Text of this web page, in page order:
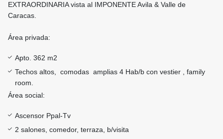
EXTRAORDINARIA vista al IMPONENTE Avila & Valle de
Caracas.
Área privada:
Apto. 362 m2
Techos altos, comodas amplias 4 Hab/b con vestier , family
room.
Área social:
Ascensor Ppal-Tv
2 salones, comedor, terraza, b/visita